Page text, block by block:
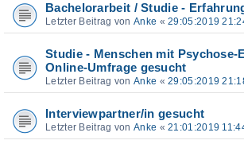
Bachelorarbeit / Studie -
Letzter Beitrag von Anke «29:05:2019
Studie - Menschen mit Psychose-
Online-Umfrage gesucht
Letzter Beitrag von Anke «29:05:2019
Interviewpartner/in gesucht
Letzter Beitrag von Anke «21:01:2019